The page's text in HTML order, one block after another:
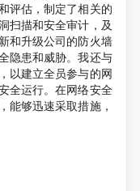
评估，制定了相关的
扫描和安全审计，及
和升级公司的防火墙
隐患和威胁。我还与
以建立全员参与的网
全运行。在网络安全
能够迅速采取措施，